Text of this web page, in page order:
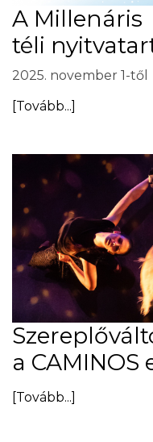
A Millenáris
téli
2025. november 1-től
[Tovább...]
a
[Tovább...]